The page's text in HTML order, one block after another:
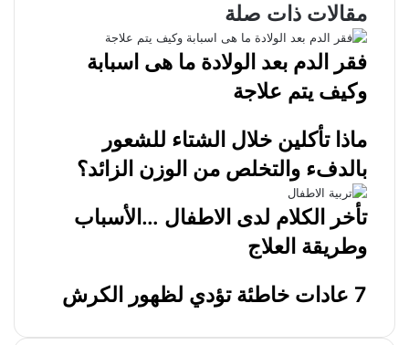
مقالات ذات صلة
فقر الدم بعد الولادة ما هى اسبابة
وكيف يتم علاجة
ماذا تأكلين خلال الشتاء للشعور
بالدفء والتخلص من الوزن الزائد؟
تأخر الكلام لدى الاطفال …الأسباب
وطريقة العلاج
7 عادات خاطئة تؤدي لظهور الكرش